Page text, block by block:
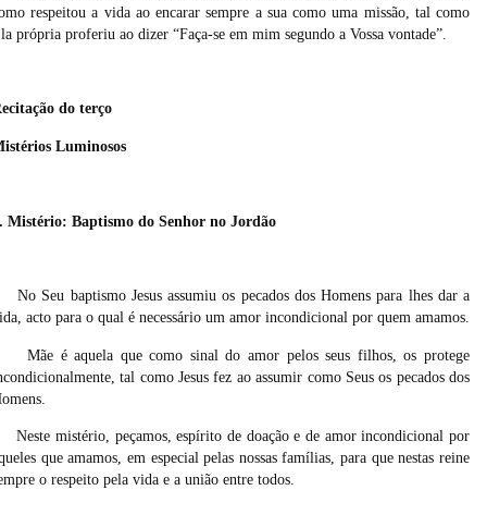
respeitou a vida ao encarar sempre a sua como uma missão, tal como
própria proferiu ao dizer “Faça-se em mim segundo a Vossa vontade”.
do terço
Luminosos
Mistério: Baptismo do Senhor no Jordão
No Seu baptismo Jesus assumiu os pecados dos Homens para lhes dar a
acto para o qual é necessário um amor incondicional por quem amamos.
Mãe é aquela que como sinal do amor pelos seus filhos, os protege
tal como Jesus fez ao assumir como Seus os pecados dos
Neste mistério, peçamos, espírito de doação e de amor incondicional por
que amamos, em especial pelas nossas famílias, para que nestas reine
o respeito pela vida e a união entre todos.